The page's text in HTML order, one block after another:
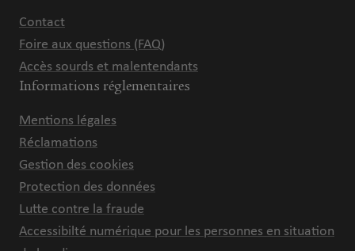
Contact
Foire aux questions (FAQ)
Accès sourds et malentendants
Informations réglementaires
Mentions légales
Réclamations
Gestion des cookies
Protection des données
Lutte contre la fraude
Accessibilté numérique pour les personnes en situation